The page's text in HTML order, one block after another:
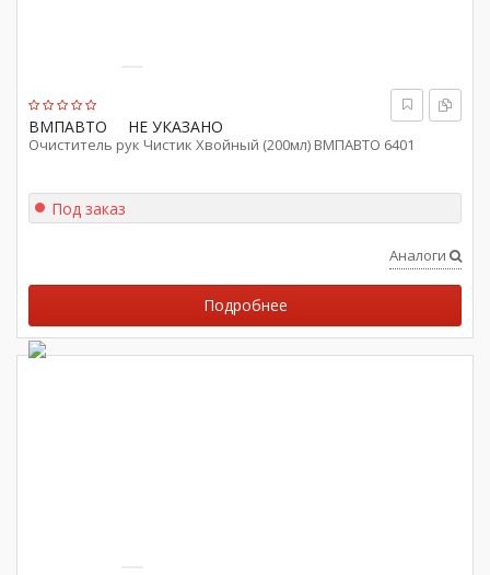
ВМПАВТО НЕ УКАЗАНО
Очиститель рук Чистик Хвойный (200мл) ВМПАВТО 6401
Под заказ
Аналоги
Подробнее